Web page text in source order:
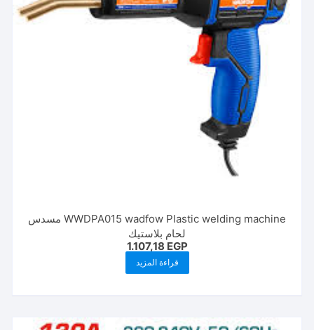
WWDPA015 wadfow Plastic welding machine مسدس
لحام بلاستيك
1.107,18 EGP
قراءة المزيد